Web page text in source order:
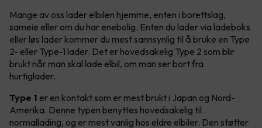
Mange av oss lader elbilen hjemme, enten i borettslag,
sameie eller om du har enebolig. Enten du lader via ladeboks
eller løs lader kommer du mest sannsynlig til å bruke en Type
2- eller Type-1 lader. Det er hovedsakelig Type 2 som blir
brukt når man skal lade elbil, om man ser bort fra
hurtiglader.
Type 1 er en kontakt som er mest brukt i Japan og Nord-
Amerika. Denne typen benyttes hovedsakelig til
normallading, og er mest vanlig hos eldre elbiler. Den støtter